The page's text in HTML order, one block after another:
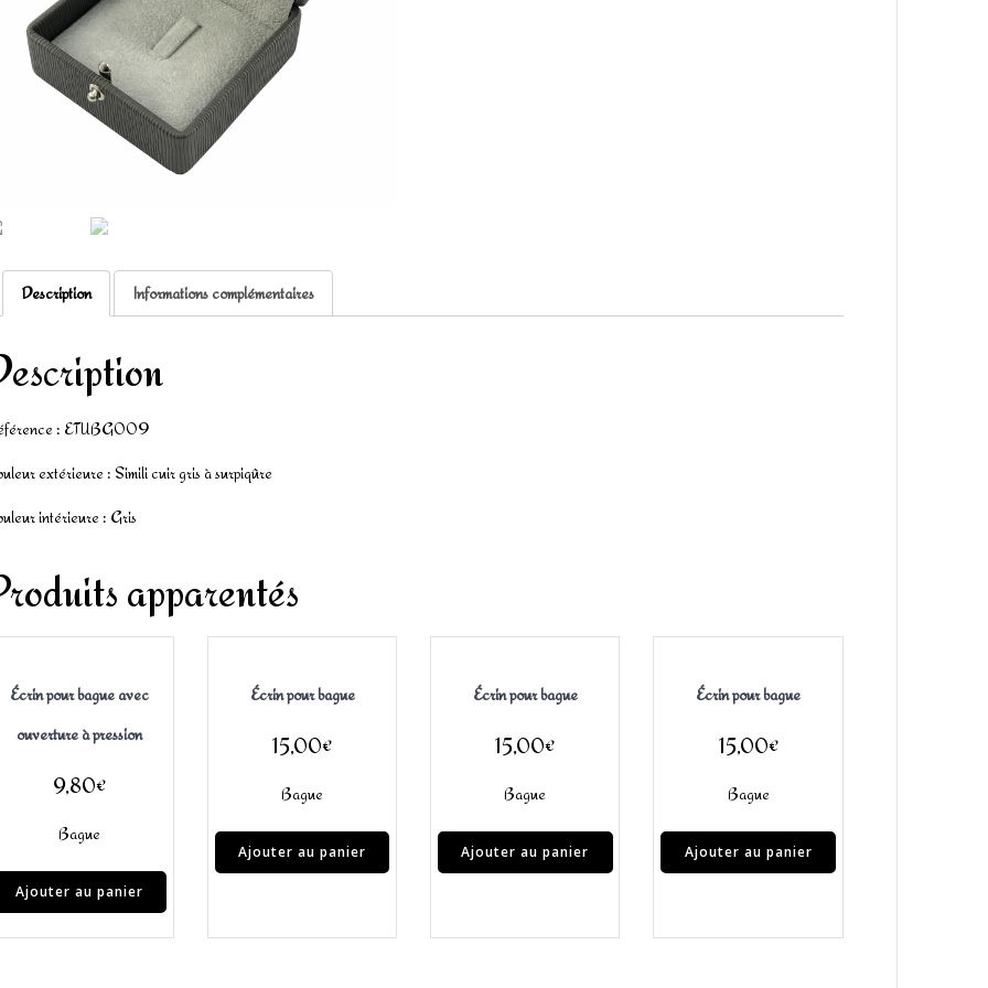
Description Informations complémentaires
: ETUBG009
extérieure : Simili cuir gris à surpiqûre
intérieure : Gris
apparentés
Écrin pour bague avec
ouverture à pression
9,80€
Bague
Ajouter au panier
Écrin pour bague
15,00€
Bague
Ajouter au panier
Écrin pour bague
15,00€
Bague
Ajouter au panier
Écrin pour bague
15,00€
Bague
Ajouter au panier